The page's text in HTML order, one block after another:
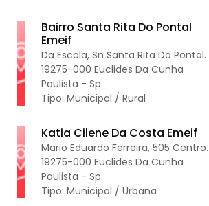
Bairro Santa Rita Do Pontal
Emeif
Da Escola, Sn Santa Rita Do Pontal.
19275-000 Euclides Da Cunha
Paulista - Sp.
Tipo: Municipal / Rural
Katia Cilene Da Costa Emeif
Mario Eduardo Ferreira, 505 Centro.
19275-000 Euclides Da Cunha
Paulista - Sp.
Tipo: Municipal / Urbana